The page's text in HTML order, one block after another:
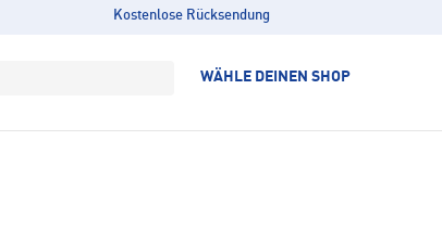
Kostenlose Rücksendung
WÄHLE DEINEN SHOP